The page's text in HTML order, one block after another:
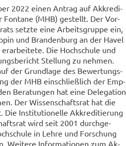
2022 einen An­trag auf Ak­kre­di­
Fon­ta­ne (MHB) ge­stellt. Der Vor­
setz­te eine Ar­beits­grup­pe ein,
und Bran­den­burg an der Havel
Die Hoch­schu­le und
Stel­lung zu neh­men.
der Grund­la­ge des Be­wer­tungs­
der MHB ein­schließ­lich der Emp­
Be­ra­tun­gen hat eine De­le­ga­ti­on
Der Wis­sen­schafts­rat hat die
Die In­sti­tu­tio­nel­le Ak­kre­di­tie­rung
wird seit 2001 durch­ge­
in Lehre und For­schung
Wei­te­re In­for­ma­tio­nen zum Ak­